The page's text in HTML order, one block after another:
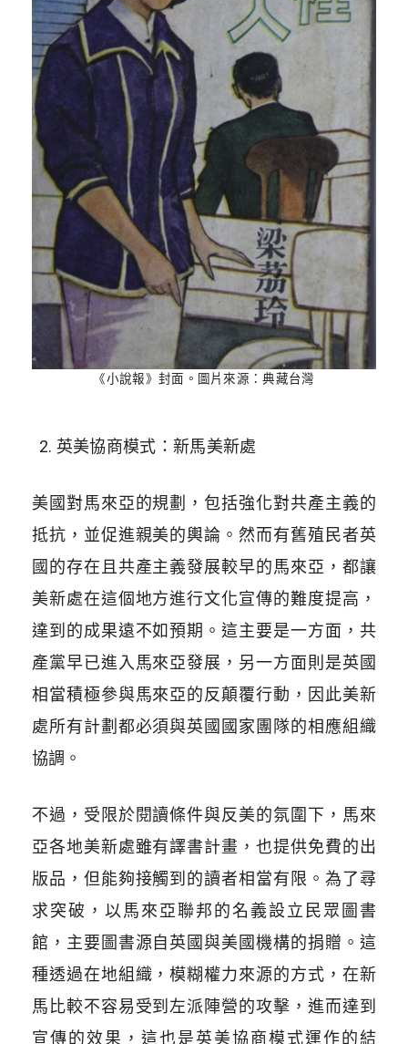
《小說報》封面。圖片來源：典藏台灣
英美協商模式：新馬美新處
美國對馬來亞的規劃，包括強化對共產主義的
抵抗，並促進親美的輿論。然而有舊殖民者英
國的存在且共產主義發展較早的馬來亞，都讓
美新處在這個地方進行文化宣傳的難度提高，
達到的成果遠不如預期。這主要是一方面，共
產黨早已進入馬來亞發展，另一方面則是英國
相當積極參與馬來亞的反顛覆行動，因此美新
處所有計劃都必須與英國國家團隊的相應組織
協調。
不過，受限於閱讀條件與反美的氛圍下，馬來
亞各地美新處雖有譯書計畫，也提供免費的出
版品，但能夠接觸到的讀者相當有限。為了尋
求突破，以馬來亞聯邦的名義設立民眾圖書
館，主要圖書源自英國與美國機構的捐贈。這
種透過在地組織，模糊權力來源的方式，在新
馬比較不容易受到左派陣營的攻擊，進而達到
宣傳的效果，這也是英美協商模式運作的結